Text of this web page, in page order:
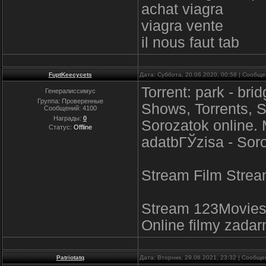
achat viagra
viagra vente
il nous faut tab
FuptKeecycets Дата: Суббота, 20.06.2020, 00:58 |
Генералиссимус
Группа: Проверенные
Сообщений: 4100
Награды: 0
Статус: Offline
Torrent: park -
Shows, Torrents,
Sorozatok online.
adatbГЎzisa -
Stream Film
Stream
Online filmy
Patriotatq Дата: Вторник, 29.06.2021, 23:32 |